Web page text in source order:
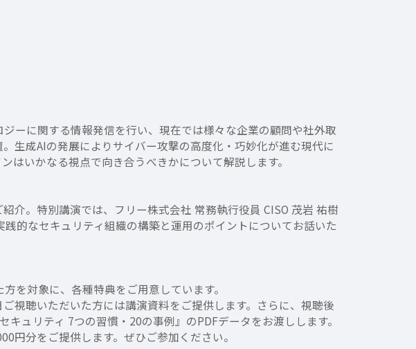
ーに関する情報発信を行い、現在では様々な企業の顧問や社外取
生成AIの発展によりサイバー攻撃の高度化・巧妙化が進む現代に
はいかなる視点で向き合うべきかについて解説します。
介。特別講演では、フリー株式会社 常務執行役員 CISO 茂岩 祐樹
的なセキュリティ組織の構築と運用のポイントについてお話いた
を対象に、各種特典をご用意しています。
視聴いただいた方には講演資料をご提供します。さらに、視聴後
ュリティ 7つの習慣・20の事例』のPDFデータをお渡しします。
円分をご提供します。ぜひご参加ください。